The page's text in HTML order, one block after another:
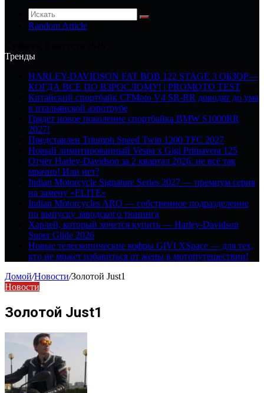
Random Article
Тренды
HARLEY-DAVIDSON FAT BOB 122 STAGE 3 ОБЗОР—
КОГДА ВСЕ ПО ВЗРОСЛОМУ! | PROMOTO TEST
Китайский спортбайк CFMoto V4 SR-RR доводят до ума
в итальянской аэротрубе
Грядет новое поколение спортбайка BMW S1000RR
2027!
Представлен Triumph Speed Twin 1200 TFC 2027
Новый лимитированный Vespa x Gigi Primavera 125
Отчёт Harley-Davidson за 2 квартал 2026: не всё так
мрачно! Или нет?
Indian Motorcycle Signature Series 2027 — премиум серия
на замену «ELITE»
Indian Motorcycles ARO — собственное подразделение
по выпуску заводского тюнинга
Харлей, который хочется купить — Harley-Davidson
Super Glide 2026
Новые телескопические кофры GIVI XSpace — для тех,
кто не может избавиться от жены в мотопутешествии!
Домой/Новости/Золотой Just1
Новости
Золотой Just1